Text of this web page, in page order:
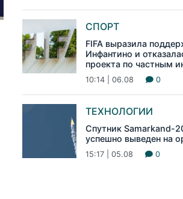
СПОРТ
FIFA выразила
Инфантино и
проекта по частным
10:14 | 06.08 0
ТЕХНОЛОГИИ
Спутник Samarkand-
успешно выведен на
15:17 | 05.08 0